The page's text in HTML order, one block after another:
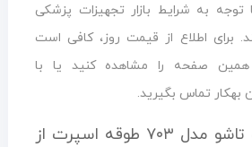
به شرایط بازار تجهیزات پزشکی
برای اطلاع از قیمت روز، کافی است
صفحه را مشاهده کنید یا با
بهکار تماس بگیرید.
خرید ویلچر ساده تاشو مدل ۷۰۳ طوقه اسپرت از